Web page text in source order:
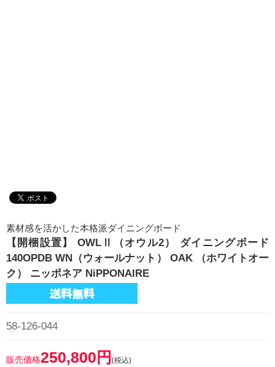
素材感を活かした本格派ダイニングボード
【開梱設置】 OWLⅡ（オウル2） ダイニングボード
140OPDB WN（ウォールナット） OAK （ホワイトオー
ク） ニッポネア NiPPONAIRE
58-126-044
販売価格250,800円 (税込)